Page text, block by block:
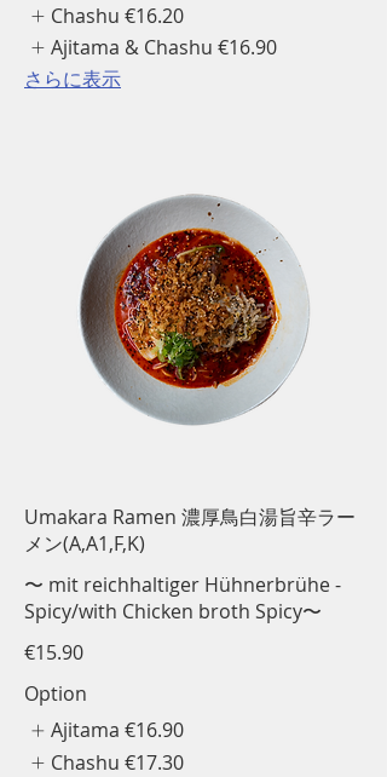
Chashu €16.20
Ajitama & Chashu €16.90
さらに表示
Umakara Ramen 濃厚鳥白湯旨辛ラー
メン(A,A1,F,K)
〜 mit reichhaltiger Hühnerbrühe -
Spicy/with Chicken broth Spicy〜
€15.90
Option
Ajitama €16.90
Chashu €17.30